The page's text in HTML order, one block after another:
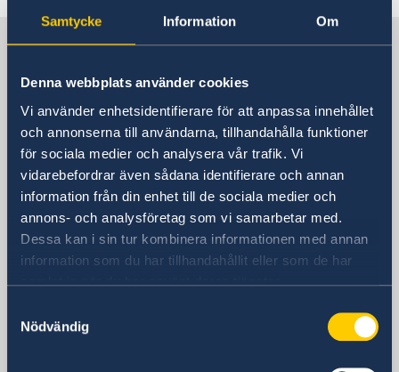
Samtycke Information Om
Denna webbplats använder cookies
Vi använder enhetsidentifierare för att anpassa innehållet
och annonserna till användarna, tillhandahålla funktioner
för sociala medier och analysera vår trafik. Vi
vidarebefordrar även sådana identifierare och annan
information från din enhet till de sociala medier och
annons- och analysföretag som vi samarbetar med.
Dessa kan i sin tur kombinera informationen med annan
information som du har tillhandahållit eller som de har
samlat in när du har använt deras tjänster.
Nödvändig
Aktuellt
Nyheter
Sverige i Nordkorea, Pyongyang
Sveriges ambassad
Postadress
Embassy of Sweden
Munsu-dong 3
Taehak street, Taedonggang
Pyongyang
Nordkorea
E-postadress